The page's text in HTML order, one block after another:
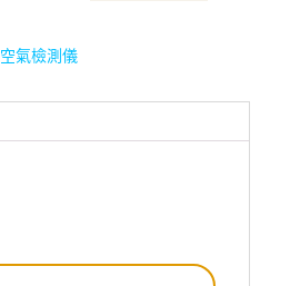
空氣檢測儀